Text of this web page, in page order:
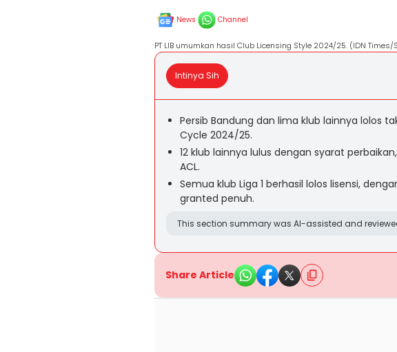
News Channel
PT LIB umumkan hasil Club Licensing Style 2024/25. (IDN
Intinya Sih
Persib Bandung dan lima klub lainnya lolos
Cycle 2024/25.
12 klub lainnya lulus dengan syarat
ACL.
Semua klub Liga 1 berhasil lolos lisensi,
granted penuh.
This section summary was AI-assisted and
Share Article